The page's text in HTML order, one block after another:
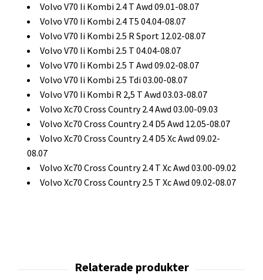
Volvo V70 Ii Kombi 2.4 T Awd 09.01-08.07
Volvo V70 Ii Kombi 2.4 T5 04.04-08.07
Volvo V70 Ii Kombi 2.5 R Sport 12.02-08.07
Volvo V70 Ii Kombi 2.5 T 04.04-08.07
Volvo V70 Ii Kombi 2.5 T Awd 09.02-08.07
Volvo V70 Ii Kombi 2.5 Tdi 03.00-08.07
Volvo V70 Ii Kombi R 2,5 T Awd 03.03-08.07
Volvo Xc70 Cross Country 2.4 Awd 03.00-09.03
Volvo Xc70 Cross Country 2.4 D5 Awd 12.05-08.07
Volvo Xc70 Cross Country 2.4 D5 Xc Awd 09.02-
08.07
Volvo Xc70 Cross Country 2.4 T Xc Awd 03.00-09.02
Volvo Xc70 Cross Country 2.5 T Xc Awd 09.02-08.07